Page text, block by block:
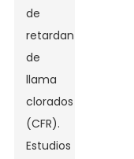
de
retardantes
de
llama
clorados
(CFR).
Estudios